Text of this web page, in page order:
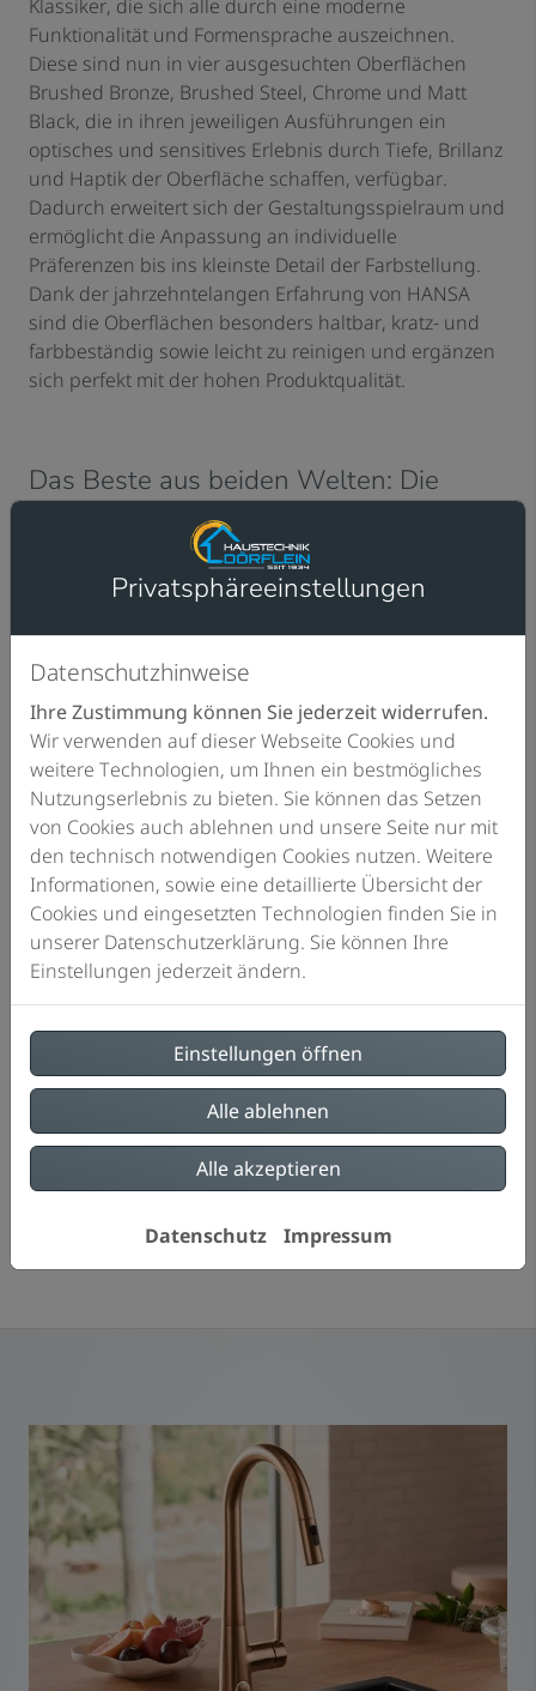
Klassiker, die sich alle durch eine moderne
Funktionalität und Formensprache auszeichnen.
Diese sind nun in vier ausgesuchten Oberflächen
Brushed Bronze, Brushed Steel, Chrome und Matt
Black, die in ihren jeweiligen Ausführungen ein
optisches und sensitives Erlebnis durch Tiefe, Brillanz
und Haptik der Oberfläche schaffen, verfügbar.
Dadurch erweitert sich der Gestaltungsspielraum und
ermöglicht die Anpassung an individuelle
Präferenzen bis ins kleinste Detail der Farbstellung.
Dank der jahrzehntelangen Erfahrung von HANSA
sind die Oberflächen besonders haltbar, kratz- und
farbbeständig sowie leicht zu reinigen und ergänzen
sich perfekt mit der hohen Produktqualität.
Das Beste aus beiden Welten: Die
hybride Küchenarmatur
Neben Designlinien mit ausziehbarem Auslauf,
flüsterleisen Textilschläuchen und verschiedenen
die Komfort und Hygiene-Vorteile berührungsloser
Bedienung mit den gewohnten Einstelloptionen eines
Hebelmischers verbindet. Daraus entsteht ein
Nutzungs-Interface neuer Generation, das perfekt zu
den veränderten Gewohnheiten moderner Küchen
passt.
Bild: Hansa Armaturen GmbH
Privatsphäre­einstellungen
Datenschutzhinweise
Ihre Zustimmung können Sie jederzeit widerrufen.
Wir verwenden auf dieser Webseite Cookies und
weitere Technologien, um Ihnen ein bestmögliches
Nutzungserlebnis zu bieten. Sie können das Setzen
von Cookies auch ablehnen und unsere Seite nur mit
den technisch notwendigen Cookies nutzen. Weitere
Informationen, sowie eine detaillierte Übersicht der
Cookies und eingesetzten Technologien finden Sie in
unserer Datenschutzerklärung. Sie können Ihre
Einstellungen jederzeit ändern.
Einstellungen öffnen
Alle ablehnen
Alle akzeptieren
Datenschutz Impressum